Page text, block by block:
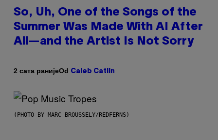
So, Uh, One of the Songs of the
Summer Was Made With AI After
All—and the Artist Is Not Sorry
2 сата ранијеOd Caleb Catlin
(PHOTO BY MARC BROUSSELY/REDFERNS)